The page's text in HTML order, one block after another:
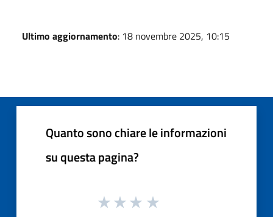
Ultimo aggiornamento: 18 novembre 2025, 10:15
Quanto sono chiare le informazioni
su questa pagina?